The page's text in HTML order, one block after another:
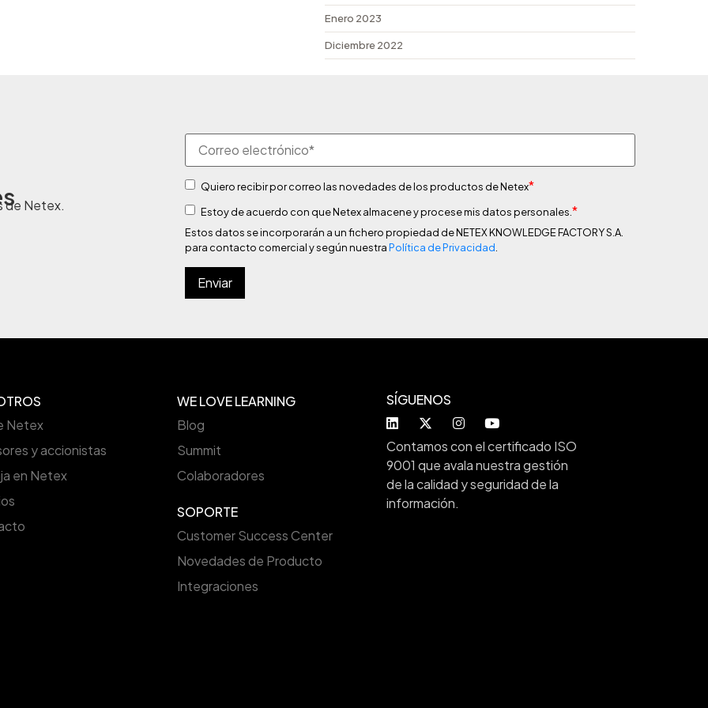
Enero 2023
Diciembre 2022
de Netex.
Quiero recibir por correo las novedades de los productos de Netex*
Estoy de acuerdo con que Netex almacene y procese mis datos personales. *
Estos datos se incorporarán a un fichero propiedad de NETEX KNOWLEDGE FACTORY S.A.
para contacto comercial y según nuestraPolítica de Privacidad.
Netex
y accionistas
en Netex
WE LOVE LEARNING
Blog
Summit
Colaboradores
SOPORTE
Customer Success Center
Novedades de Producto
Integraciones
SÍGUENOS
Contamos con el certificado ISO
9001 que avala nuestra gestión
de la calidad y seguridad de la
información.